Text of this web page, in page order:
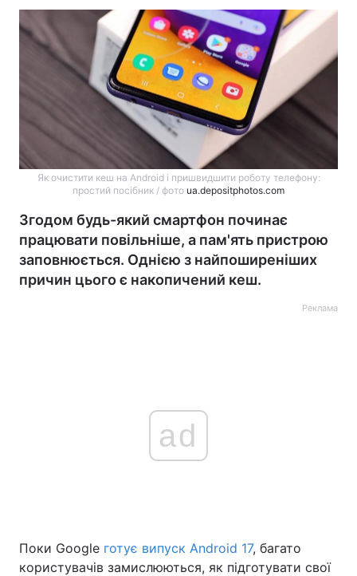
Як очистити кеш на Android і пришвидшити роботу телефону:
простий посібник / фото ua.depositphotos.com
Згодом будь-який смартфон починає
працювати повільніше, а пам'ять пристрою
заповнюється. Однією з найпоширеніших
причин цього є накопичений кеш.
Реклама
ad
Поки Google готує випуск Android 17, багато
користувачів замислюються, як підготувати свої